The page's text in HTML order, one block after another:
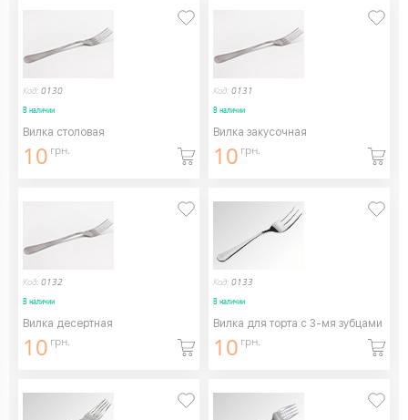
Код: 0130
В наличии
Вилка столовая
10 грн.
Код: 0131
В наличии
Вилка закусочная
10 грн.
Код: 0132
В наличии
Вилка десертная
10 грн.
Код: 0133
В наличии
Вилка для торта с 3-мя зубцами
10 грн.